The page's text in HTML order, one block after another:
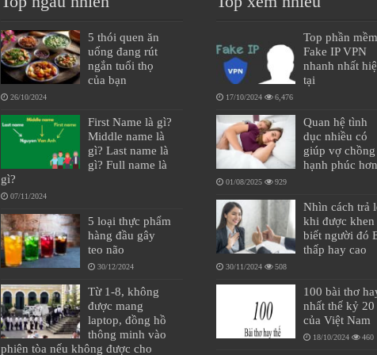
5 thói quen ăn
uống đang rút
ngắn tuổi thọ
của bạn
26/10/2024
First Name là gì?
Middle name là
gì? Last name là
gì? Full name là
gì?
07/11/2024
5 loại thực phẩm
hàng đầu gây
teo não
30/12/2024
Từ 1-8, không
được mang
laptop, đồng hồ
thông minh vào
phiên tòa nếu không được cho
Top phần mềm
Fake IP VPN
nhanh nhất
tại
17/10/2024 6,476
Quan hệ tình
dục nhiều có
giúp vợ chồng
hạnh phúc
01/08/2025 929
Nhìn cách trả
khi được khen
biết người đó
thấp hay cao
30/11/2024 508
100 bài thơ
nhất thế kỷ 20
của Việt Nam
18/10/2024 460